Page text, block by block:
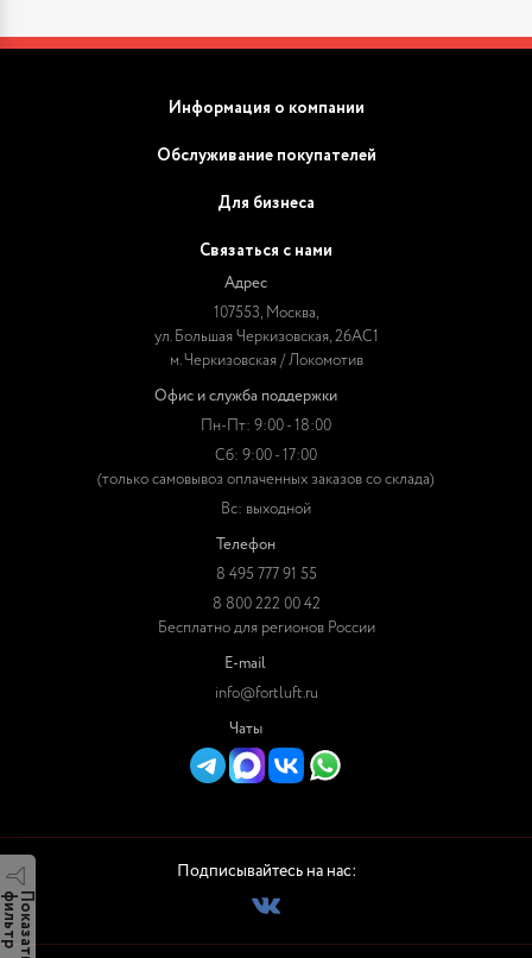
П
о
к
а
з
а
т
ь
ф
и
л
ь
т
Информация о компании
Обслуживание покупателей
Для бизнеса
Связаться с нами
Адрес
107553, Москва,
ул. Большая Черкизовская, 26АС1
м. Черкизовская / Локомотив
Офис и служба поддержки
Пн-Пт: 9:00 - 18:00
Сб: 9:00 - 17:00
(только самовывоз оплаченных заказов со склада)
Вс: выходной
Телефон
8 495 777 91 55
8 800 222 00 42
Бесплатно для регионов России
E-mail
info@fortluft.ru
Чаты
Подписывайтесь на нас: